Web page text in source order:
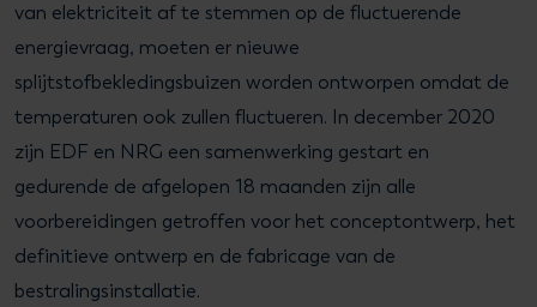
van elektriciteit af te stemmen op de fluctuerende
energievraag, moeten er nieuwe
splijtstofbekledingsbuizen worden ontworpen omdat de
temperaturen ook zullen fluctueren. In december 2020
zijn EDF en NRG een samenwerking gestart en
gedurende de afgelopen 18 maanden zijn alle
voorbereidingen getroffen voor het conceptontwerp, het
definitieve ontwerp en de fabricage van de
bestralingsinstallatie.